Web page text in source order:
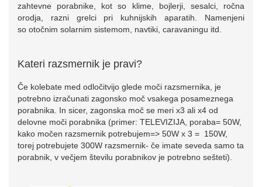
zahtevne porabnike, kot so klime, bojlerji, sesalci, ročna
orodja, razni grelci pri kuhnijskih aparatih. Namenjeni
so otočnim solarnim sistemom, navtiki, caravaningu itd.
Kateri razsmernik je pravi?
Če kolebate med odločitvijo glede moči razsmernika, je
potrebno izračunati zagonsko moč vsakega posameznega
porabnika. In sicer, zagonska moč se meri x3 ali x4 od
delovne moči porabnika (primer: TELEVIZIJA, poraba= 50W,
kako močen razsmernik potrebujem=> 50W x 3 = 150W,
torej potrebujete 300W razsmernik- če imate seveda samo ta
porabnik, v večjem številu porabnikov je potrebno sešteti).